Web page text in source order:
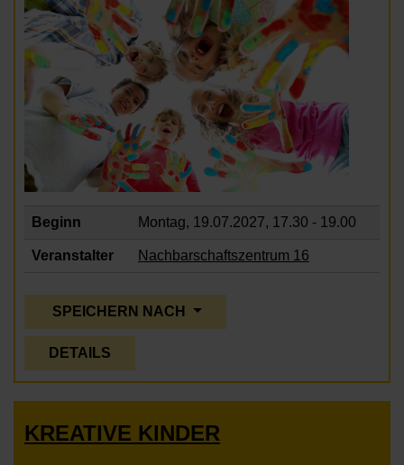
Beginn Montag, 19.07.2027, 17.30 - 19.00
Veranstalter Nachbarschaftszentrum 16
SPEICHERN NACH
DETAILS
KREATIVE KINDER